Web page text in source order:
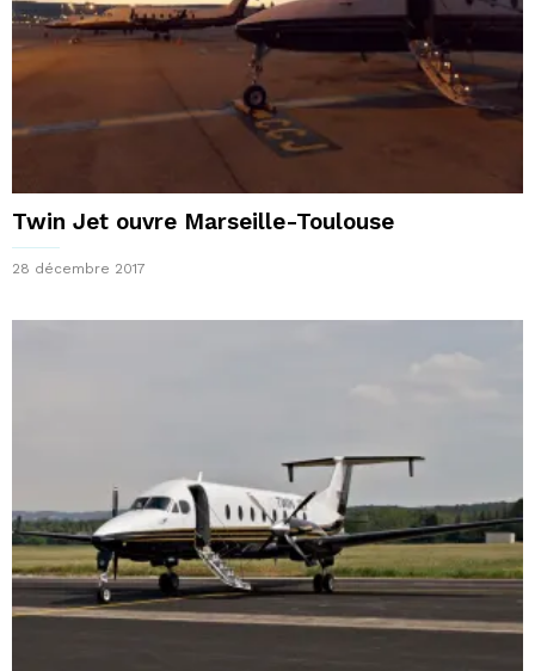
Twin Jet ouvre Marseille-Toulouse
28 décembre 2017